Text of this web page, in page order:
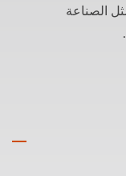
الصناعة